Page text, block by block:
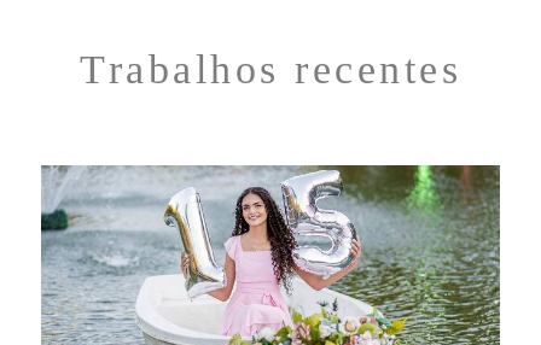
Trabalhos recentes